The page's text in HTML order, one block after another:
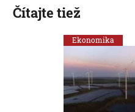
Čítajte tiež
Ekonomika